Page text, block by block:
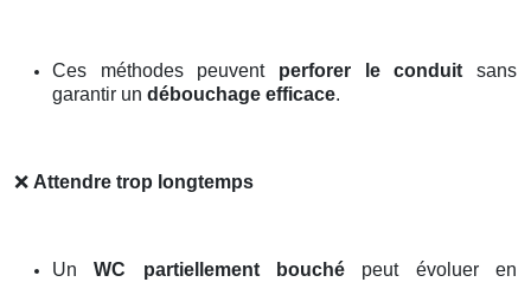
Ces méthodes peuvent perforer le conduit sans
garantir un débouchage efficace.
❌ Attendre trop longtemps
UnWC partiellement bouché peut évoluer en